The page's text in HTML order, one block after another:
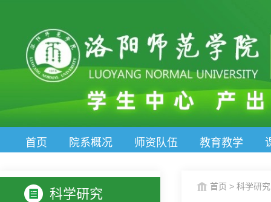
首页 院系概况 师资队伍 教育教学
科学研究 首页 > 科学研究